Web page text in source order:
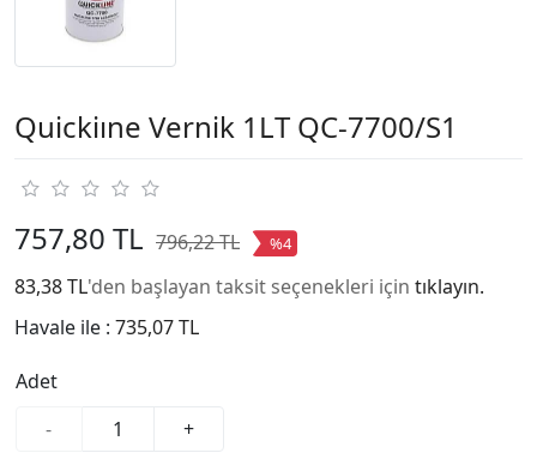
Quickiıne Vernik 1LT QC-7700/S1
757,80 TL 796,22 TL %4
83,38 TL'den başlayan taksit seçenekleri için tıklayın.
Havale ile : 735,07 TL
Adet
-
+